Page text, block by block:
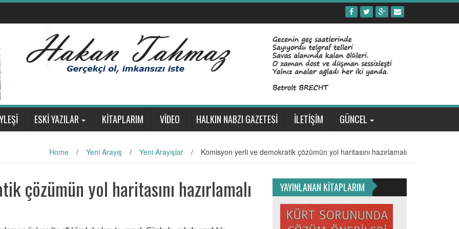
ESKİ YAZILAR KİTAPLARIM VİDEO HALKIN NABZI GAZETESİ İLETİŞİM GÜNCEL
Home / Yeni Arayış / Yeni Arayışlar / Komisyon yerli ve demokratik çözümün yol haritasını hazırlamalı
çözümün yol haritasını hazırlamalı YAYINLANAN KİTAPLARIM